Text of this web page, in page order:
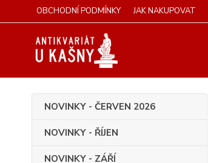
OBCHODNÍ PODMÍNKY JAK NAKUPOVAT
NOVINKY - ČERVEN 2026
NOVINKY - ŘÍJEN
NOVINKY - ZÁŘÍ